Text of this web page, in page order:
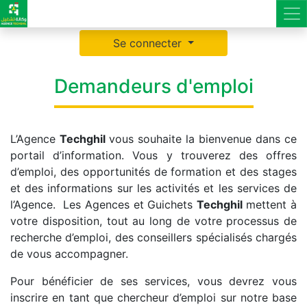
Se connecter
Demandeurs d'emploi
L’Agence Techghil vous souhaite la bienvenue dans ce
portail d’information. Vous y trouverez des offres
d’emploi, des opportunités de formation et des stages
et des informations sur les activités et les services de
l’Agence. Les Agences et Guichets Techghilmettent à
votre disposition, tout au long de votre processus de
recherche d’emploi, des conseillers spécialisés chargés
de vous accompagner.
Pour bénéficier de ses services, vous devrez vous
inscrire en tant que chercheur d’emploi sur notre base